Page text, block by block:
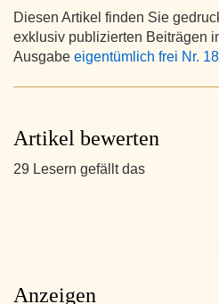
Diesen Artikel finden Sie
exklusiv publizierten Beiträgen
Ausgabe eigentümlich frei Nr.
Artikel bewerten
29 Lesern gefällt das
Anzeigen